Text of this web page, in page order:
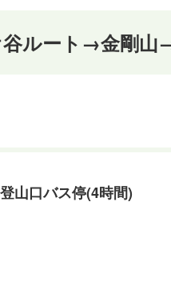
谷ルート→金剛山
山口バス停(4時間)